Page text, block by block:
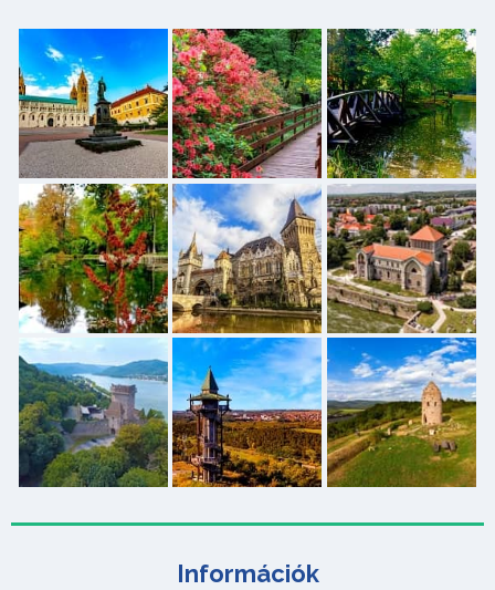
Információk